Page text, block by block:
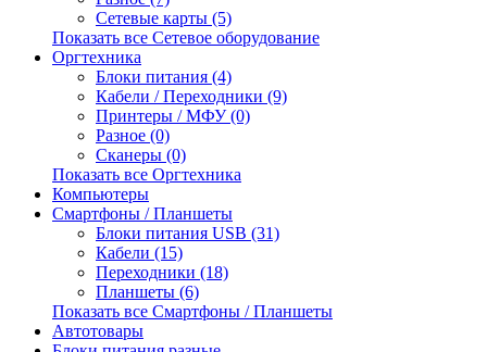
Сетевые карты (5)
Показать все Сетевое оборудование
Оргтехника
Блоки питания (4)
Кабели / Переходники (9)
Принтеры / МФУ (0)
Разное (0)
Сканеры (0)
Показать все Оргтехника
Компьютеры
Смартфоны / Планшеты
Блоки питания USB (31)
Кабели (15)
Переходники (18)
Планшеты (6)
Показать все Смартфоны / Планшеты
Автотовары